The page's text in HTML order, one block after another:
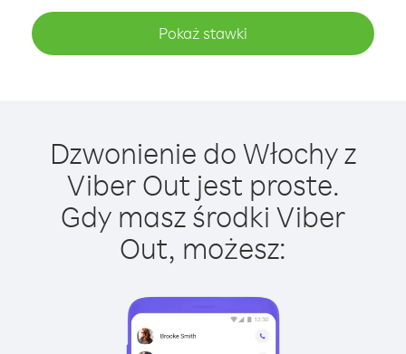
Pokaż stawki
Dzwonienie do Włochy z
Viber Out jest proste.
Gdy masz środki Viber
Out, możesz: